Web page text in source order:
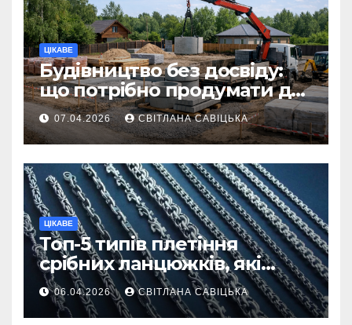
ЦІКАВЕ
Будівництво без досвіду:
що потрібно продумати до
першої доставки на
ділянку
07.04.2026 СВІТЛАНА САВІЦЬКА
ЦІКАВЕ
Топ-5 типів плетіння
срібних ланцюжків, які
вважаються
найнадійнішими
06.04.2026 СВІТЛАНА САВІЦЬКА